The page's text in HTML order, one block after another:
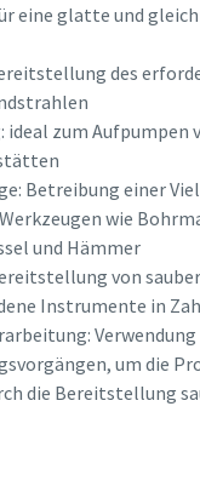
eine glatte und
des
zum Aufpumpen
Betreibung einer
wie
und Hämmer
von
Instrumente in
Verwendung
um die
die Bereitstellung